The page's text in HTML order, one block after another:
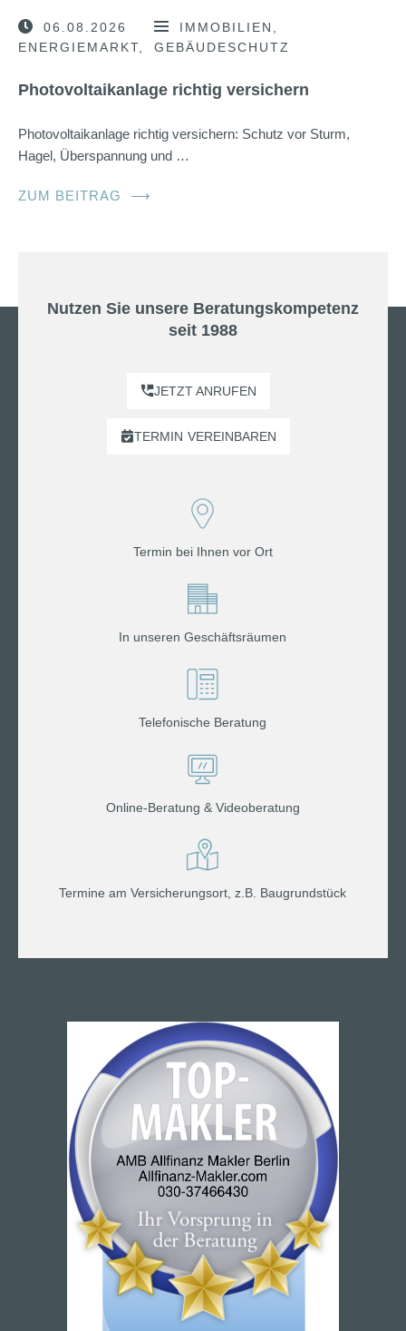
06.08.2026
IMMOBILIEN
ENERGIEMARKT
GEBÄUDESCHUTZ
Photovoltaikanlage richtig versichern
Photovoltaikanlage richtig versichern: Schutz vor Sturm,
Hagel, Überspannung und …
ZUM BEITRAG ⟶
Nutzen Sie unsere Beratungskompetenz
seit 1988
JETZT ANRUFEN
TERMIN VEREINBAREN
Termin bei Ihnen vor Ort
In unseren Geschäftsräumen
Telefonische Beratung
Online-Beratung & Videoberatung
Termine am Versicherungsort, z.B. Baugrundstück